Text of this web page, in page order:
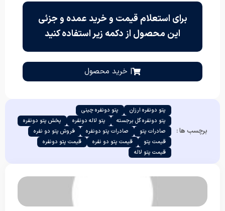
برای استعلام قیمت و خرید عمده و جزئی
این محصول از دکمه زیر استفاده کنید
| خرید محصول
برچسب ها :
پتو دونفره ارزان
پتو دونفره چینی
پتو دونفره گل برجسته
پتو لاله دونفره
پخش پتو دونفره
صادرات پتو
صادرات پتو دونفره
فروش پتو دو نفره
قیمت پتو
قیمت پتو دو نفره
قیمت پتو دونفره
قیمت پتو لاله